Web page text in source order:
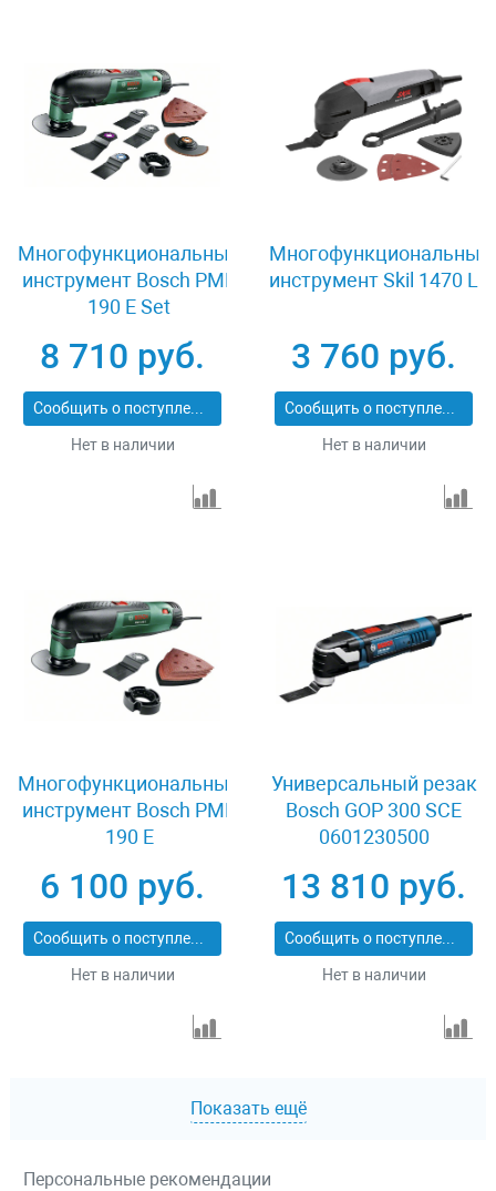
Многофункциональный
инструмент Bosch PMF
190 E Set
8 710 руб.
Сообщить о поступлении
Нет в наличии
Многофункциональный
инструмент Skil 1470 LA
3 760 руб.
Сообщить о поступлении
Нет в наличии
Многофункциональный
инструмент Bosch PMF
190 E
6 100 руб.
Сообщить о поступлении
Нет в наличии
Универсальный резак
Bosch GOP 300 SCE
0601230500
13 810 руб.
Сообщить о поступлении
Нет в наличии
Показать ещё
Персональные рекомендации